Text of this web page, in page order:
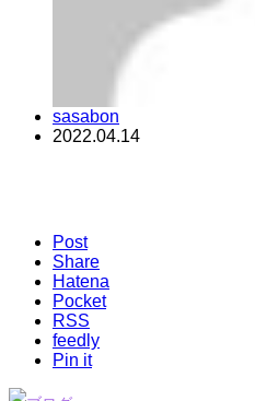
sasabon
2022.04.14
Post
Share
Hatena
Pocket
RSS
feedly
Pin it